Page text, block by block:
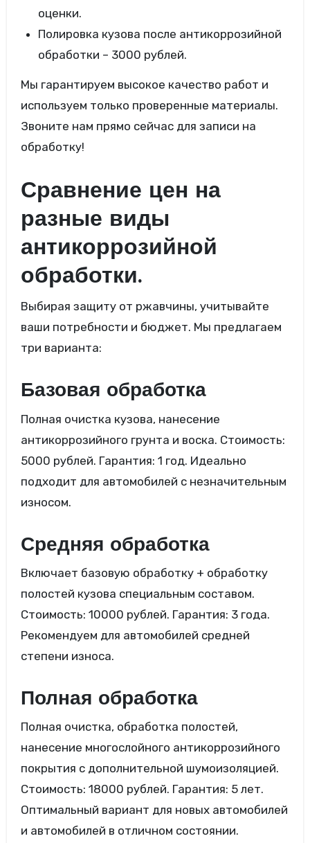
оценки.
Полировка кузова после антикоррозийной
обработки – 3000 рублей.
Мы гарантируем высокое качество работ и
используем только проверенные материалы.
Звоните нам прямо сейчас для записи на
обработку!
Сравнение цен на
разные виды
антикоррозийной
обработки.
Выбирая защиту от ржавчины, учитывайте
ваши потребности и бюджет. Мы предлагаем
три варианта:
Базовая обработка
Полная очистка кузова, нанесение
антикоррозийного грунта и воска. Стоимость:
5000 рублей. Гарантия: 1 год. Идеально
подходит для автомобилей с незначительным
износом.
Средняя обработка
Включает базовую обработку + обработку
полостей кузова специальным составом.
Стоимость: 10000 рублей. Гарантия: 3 года.
Рекомендуем для автомобилей средней
степени износа.
Полная обработка
Полная очистка, обработка полостей,
нанесение многослойного антикоррозийного
покрытия с дополнительной шумоизоляцией.
Стоимость: 18000 рублей. Гарантия: 5 лет.
Оптимальный вариант для новых автомобилей
и автомобилей в отличном состоянии.